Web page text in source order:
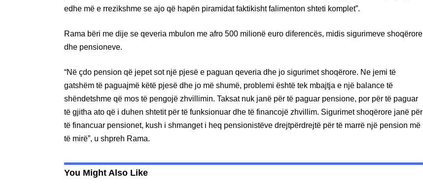
edhe më e rrezikshme se ajo që hapën piramidat faktikisht falimenton shteti komplet”.
Rama bëri me dije se qeveria mbulon me afro 500 milionë euro diferencës, midis sigurimeve shoqërore
dhe pensioneve.
“Në çdo pension që jepet sot një pjesë e paguan qeveria dhe jo sigurimet shoqërore. Ne jemi të
gatshëm të paguajmë këtë pjesë dhe jo më shumë, problemi është tek mbajtja e një balance të
shëndetshme që mos të pengojë zhvillimin. Taksat nuk janë për të paguar pensione, por për të paguar
të gjitha ato që i duhen shtetit për të funksionuar dhe të financojë zhvillim. Sigurimet shoqërore janë për
të financuar pensionet, kush i shmanget i heq pensionistëve drejtpërdrejtë për të marrë një pension më
të mirë”, u shpreh Rama.
You Might Also Like